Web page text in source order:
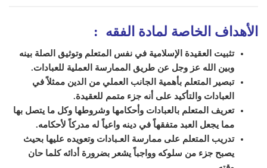
الأهداف الخاصة لمادة الفقه :
تثبيت العقيدة الإسلامية في نفس المتعلم وتوثيق الصلة بينه
وبين الله عز وجل عن طريق الممارسة العملية للعبادات.
تبصير المتعلم بأهمية الجانب العملي من الدين ممثلاً في
العبادات والتأكيد على أنه جزء متمم للعقيدة.
تعريف المتعلم بالعبادات وأحكامها وشروطها وكل ما يتصل بها
مما يجعل العبد متفقهاً في دينه واعياً له مدركاً لأحكامه.
تدريب المتعلم على ممارسة العـبادات وتعويده عليها بحيث
يصبح جزء من سلوكه وواجباً يشعر بضرورة أدائه كلما حان